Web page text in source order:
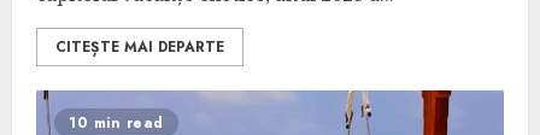
CITEȘTE MAI DEPARTE
10 min read